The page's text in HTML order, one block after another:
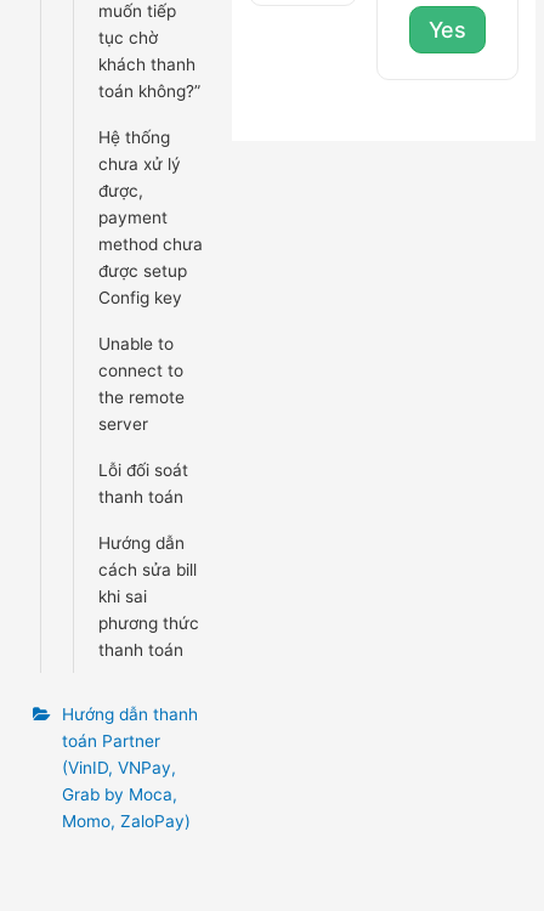
muốn tiếp
tục chờ
khách thanh
toán không?”
Hệ thống
chưa xử lý
được,
payment
method chưa
được setup
Config key
Unable to
connect to
the remote
server
Lỗi đối soát
thanh toán
Hướng dẫn
cách sửa bill
khi sai
phương thức
thanh toán
Hướng dẫn thanh
toán Partner
(VinID, VNPay,
Grab by Moca,
Momo, ZaloPay)
Yes